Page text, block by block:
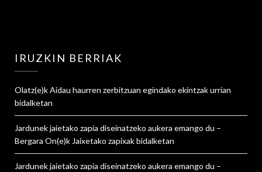
IRUZKIN BERRIAK
Olatz(e)kAidau haurren zerbitzuan egindako ekintzak urrian
bidalketan
Jardunek jaietako zapia diseinatzeko aukera emango du –
Bergara On(e)k Jaixetako zapixakbidalketan
Jardunek jaietako zapia diseinatzeko aukera emango du –